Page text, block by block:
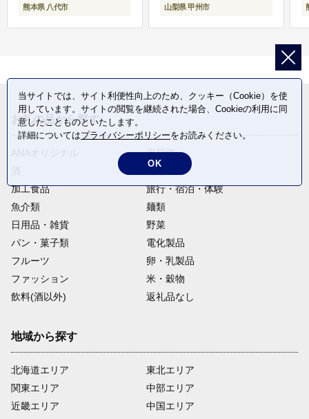
熊本県 八代市 山梨県 甲州市
お礼の品から探す
定期便
加工食品
旅行・宿泊・体験
魚介類
麺類
日用品・雑貨
野菜
パン・菓子類
電化製品
フルーツ
卵・乳製品
ファッション
米・穀物
飲料(酒以外)
返礼品なし
地域から探す
北海道エリア
関東エリア
近畿エリア
東北エリア
中部エリア
中国エリア
当サイトでは、サイト利便性向上のため、クッキー（Cookie）を使
用しています。サイトの閲覧を継続された場合、Cookieの利用に同
意したことものといたします。
詳細についてはプライバシーポリシーをお読みください。
OK